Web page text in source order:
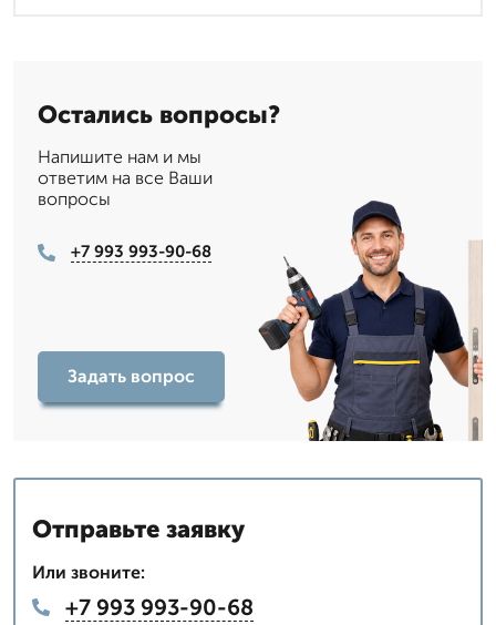
Остались вопросы?
Напишите нам и мы
ответим на все Ваши
вопросы
+7 993 993-90-68
Задать вопрос
Отправьте заявку
Или звоните:
+7 993 993-90-68